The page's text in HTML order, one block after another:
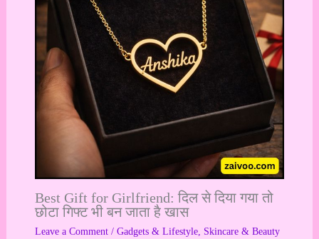
Best Gift for Girlfriend: दिल से दिया गया तो
छोटा गिफ्ट भी बन जाता है खास
Leave a Comment / Gadgets & Lifestyle, Skincare & Beauty